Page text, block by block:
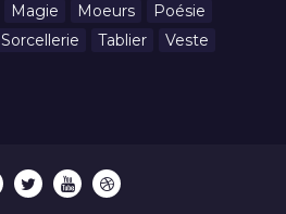
Magie Moeurs
Poésie
Sorcellerie Tablier Veste